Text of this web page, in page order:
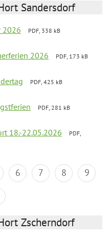
Sandersdorf
2026
PDF, 338 kB
2026
PDF, 173 kB
PDF, 425 kB
PDF, 281 kB
18.-22.05.2026
PDF,
6 7 8
9
Zscherndorf